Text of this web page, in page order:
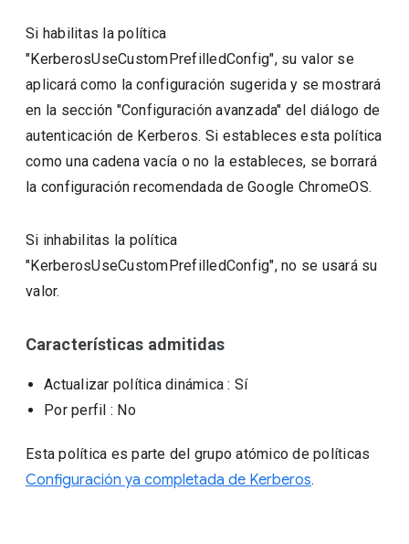
Si habilitas la política
"KerberosUseCustomPrefilledConfig", su valor se
aplicará como la configuración sugerida y se mostrará
en la sección "Configuración avanzada" del diálogo de
autenticación de Kerberos. Si estableces esta política
como una cadena vacía o no la estableces, se borrará
la configuración recomendada de Google ChromeOS.
Si inhabilitas la política
"KerberosUseCustomPrefilledConfig", no se usará su
valor.
Características admitidas
Actualizar política dinámica : Sí
Por perfil : No
Esta política es parte del grupo atómico de políticas
Configuración ya completada de Kerberos.